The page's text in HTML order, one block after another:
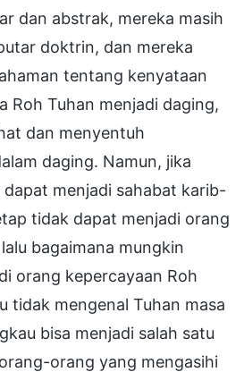
dan abstrak, mereka masih
doktrin, dan mereka
tentang kenyataan
Roh Tuhan menjadi daging,
dan menyentuh
daging. Namun, jika
menjadi sahabat karib-
tidak dapat menjadi orang
bagaimana mungkin
orang kepercayaan Roh
tidak mengenal Tuhan masa
bisa menjadi salah satu
orang yang mengasihi